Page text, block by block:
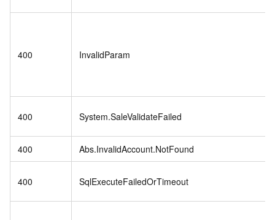
400 InvalidParam
400 System.SaleValidateFailed
400 Abs.InvalidAccount.NotFound
400 SqlExecuteFailedOrTimeout